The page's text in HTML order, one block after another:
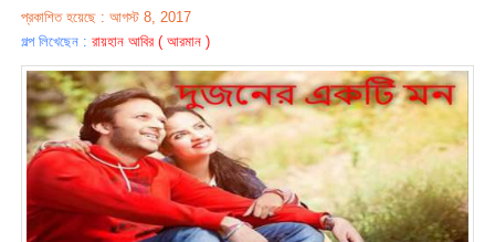
প্রকাশিত হয়েছে : আগস্ট 8, 2017
গল্প লিখেছেন :রায়হান আবির ( আরমান )